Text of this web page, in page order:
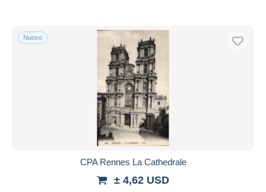
Nuovo
CPA Rennes La Cathedrale
± 4,62 USD